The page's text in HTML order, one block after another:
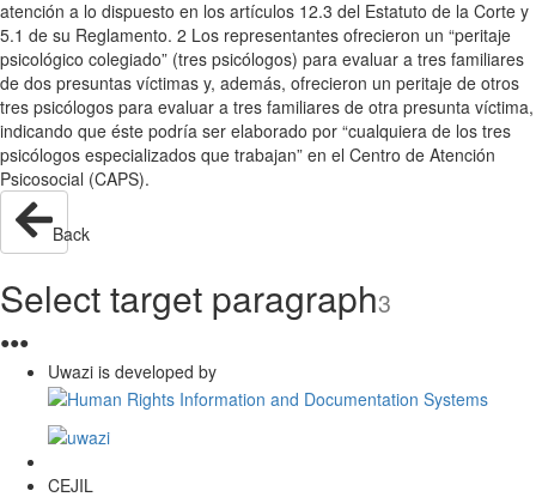
atención a lo dispuesto en los artículos 12.3 del Estatuto de la Corte y
5.1 de su Reglamento. 2 Los representantes ofrecieron un “peritaje
psicológico colegiado” (tres psicólogos) para evaluar a tres familiares
de dos presuntas víctimas y, además, ofrecieron un peritaje de otros
tres psicólogos para evaluar a tres familiares de otra presunta víctima,
indicando que éste podría ser elaborado por “cualquiera de los tres
psicólogos especializados que trabajan” en el Centro de Atención
Psicosocial (CAPS).
Back
Select target paragraph3
●●●
Uwazi is developed by
CEJIL